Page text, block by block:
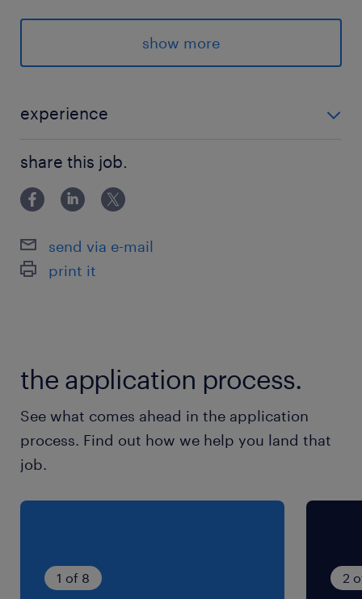
※上記求人は一例で、
ご紹介できるお仕事は異なります。
派遣先の特徴
秩父鉄道、東武伊勢崎線／羽生駅（車25分）
東武伊勢崎線／南羽生駅
休日休暇
土日祝日
show more
experience
す。
share this job.
send via e-mail
print it
the application process.
See what comes ahead in the application
process. Find out how we help you land that
job.
1 of 8 2